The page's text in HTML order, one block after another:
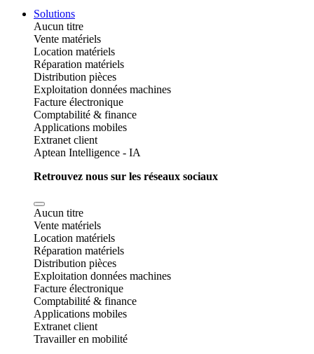
Solutions
Aucun titre
Vente matériels
Location matériels
Réparation matériels
Distribution pièces
Exploitation données machines
Facture électronique
Comptabilité & finance
Applications mobiles
Extranet client
Aptean Intelligence - IA
Retrouvez nous sur les réseaux sociaux
Aucun titre
Vente matériels
Location matériels
Réparation matériels
Distribution pièces
Exploitation données machines
Facture électronique
Comptabilité & finance
Applications mobiles
Extranet client
Travailler en mobilité